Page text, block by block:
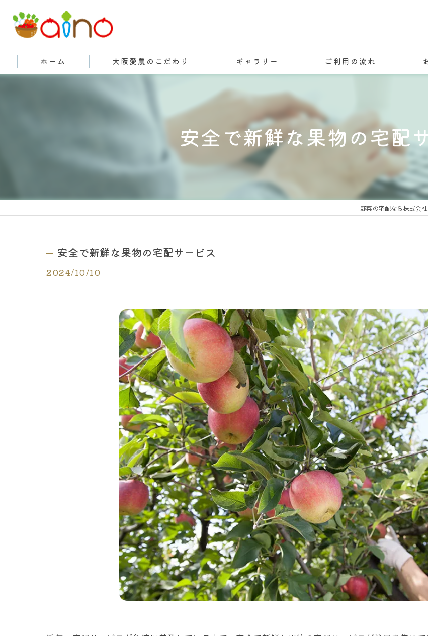
ホーム 大阪愛農のこだわり
有機栽培とは
ギャラリー ご利用の流れ
安全で新鮮な果物の宅配
野菜の宅配なら株式会
安全で新鮮な果物の宅配サービス
2024/10/10